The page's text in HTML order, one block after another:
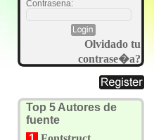
Contrasena:
Olvidado tu
contrase�a?
Top 5 Autores de
fuente